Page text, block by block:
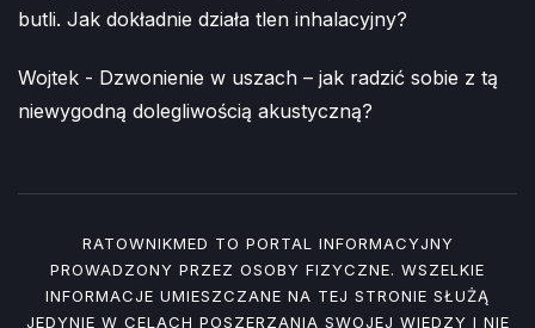
butli. Jak dokładnie działa tlen inhalacyjny?
Wojtek - Dzwonienie w uszach – jak radzić sobie z tą
niewygodną dolegliwością akustyczną?
RATOWNIKMED TO PORTAL INFORMACYJNY
PROWADZONY PRZEZ OSOBY FIZYCZNE. WSZELKIE
INFORMACJE UMIESZCZANE NA TEJ STRONIE SŁUŻĄ
JEDYNIE W CELACH POSZERZANIA SWOJEJ WIEDZY I NIE